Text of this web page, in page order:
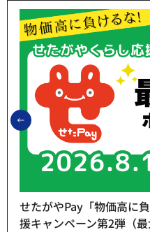
前のスライドを表示
せたがやPay「物価高に
援キャンペーン第2弾（